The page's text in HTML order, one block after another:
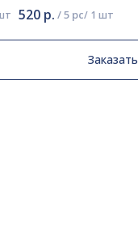
520 р. /5 pc
Заказать